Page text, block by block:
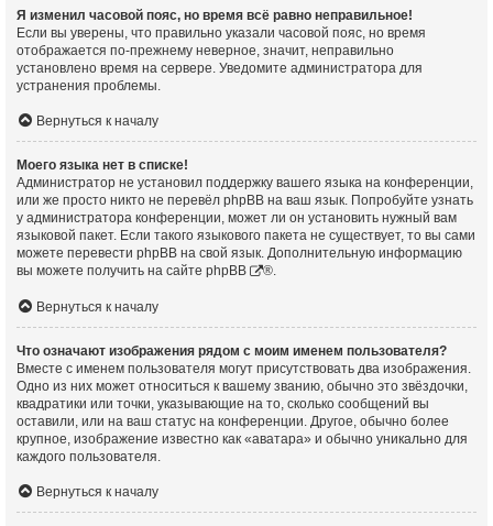
Я изменил часовой пояс, но время всё равно неправильное!
Если вы уверены, что правильно указали часовой пояс, но время
отображается по-прежнему неверное, значит, неправильно
установлено время на сервере. Уведомите администратора для
устранения проблемы.
Вернуться к началу
Моего языка нет в списке!
Администратор не установил поддержку вашего языка на конференции,
или же просто никто не перевёл phpBB на ваш язык. Попробуйте узнать
у администратора конференции, может ли он установить нужный вам
языковой пакет. Если такого языкового пакета не существует, то вы сами
можете перевести phpBB на свой язык. Дополнительную информацию
вы можете получить на сайте phpBB ®.
Вернуться к началу
Что означают изображения рядом с моим именем пользователя?
Вместе с именем пользователя могут присутствовать два изображения.
Одно из них может относиться к вашему званию, обычно это звёздочки,
квадратики или точки, указывающие на то, сколько сообщений вы
оставили, или на ваш статус на конференции. Другое, обычно более
крупное, изображение известно как «аватара» и обычно уникально для
каждого пользователя.
Вернуться к началу